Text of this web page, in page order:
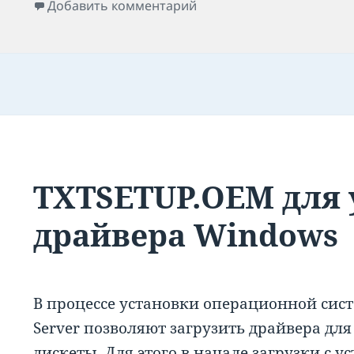
Добавить комментарий
TXTSETUP.OEM
драйвера Windows
В процессе установки операционной
Server позволяют загрузить драйвера